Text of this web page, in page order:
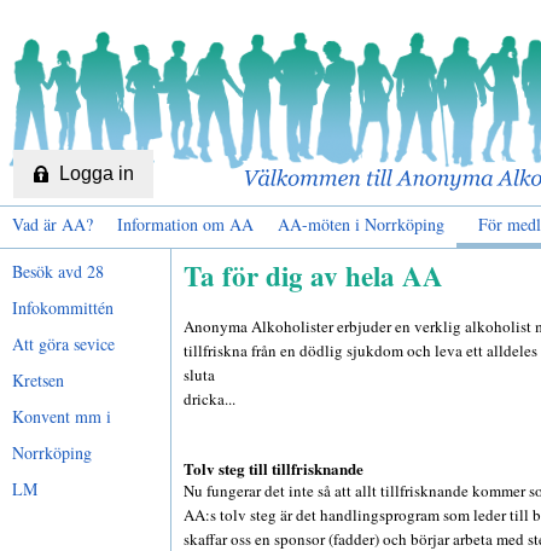
Logga in
Vad är AA? Information om AA AA-möten i Norrköping För
Besök avd 28
Infokommittén
Att göra sevice
Kretsen
Konvent mm i
Norrköping
LM
Ta för dig av hela AA
Anonyma Alkoholister erbjuder en verklig alkoholist
tillfriskna från en dödlig sjukdom och leva ett alldeles
sluta
dricka...
Tolv steg till tillfrisknande
Nu fungerar det inte så att allt tillfrisknande kommer
AA:s tolv steg är det handlingsprogram som leder till
skaffar oss en sponsor (fadder) och börjar arbeta med